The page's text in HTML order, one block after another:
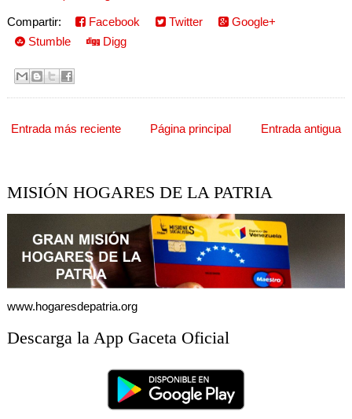
Compartir: Facebook Twitter
Google+
Stumble
Digg
Entrada más reciente Entrada antigua
Página principal
MISIÓN HOGARES DE LA PATRIA
www.hogaresdepatria.org
Descarga la App Gaceta Oficial